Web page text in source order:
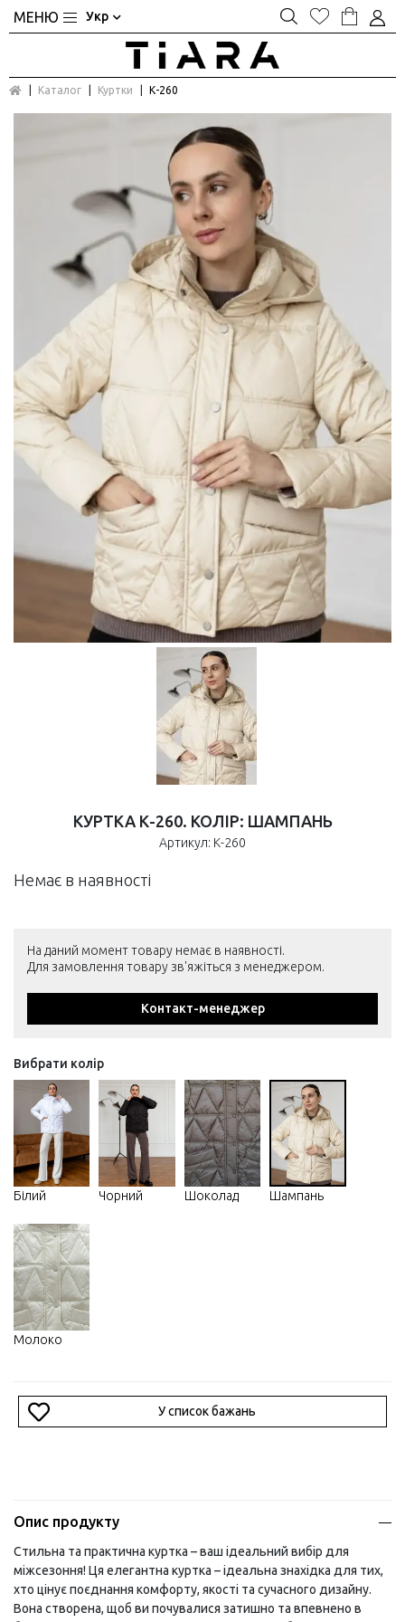
Укр
Каталог Куртки К-260
КУРТКА К-260. КОЛІР: ШАМПАНЬ
Артикул: К-260
Немає в наявності
На даний момент товару немає в наявності.
Для замовлення товару зв'яжіться з менеджером.
Контакт-менеджер
Вибрати колір
Білий Чорний Шоколад Шампань
Молоко
У список бажань
Опис продукту
Стильна та практична куртка – ваш ідеальний вибір для
міжсезоння! Ця елегантна куртка – ідеальна знахідка для тих,
хто цінує поєднання комфорту, якості та сучасного дизайну.
Вона створена, щоб ви почувалися затишно та впевнено в